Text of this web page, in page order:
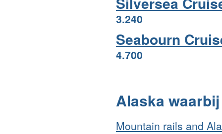
3.240
Seabourn
4.700
Alaska
Mountain rails and